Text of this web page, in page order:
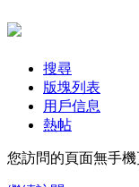
搜尋
版塊列表
用戶信息
熱帖
您訪問的頁面無手